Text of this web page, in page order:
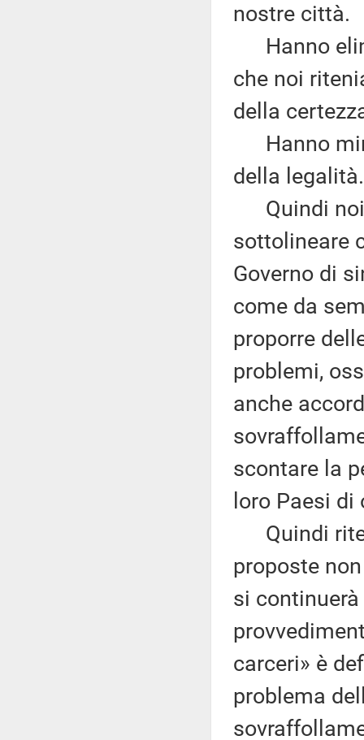
nostre città.
Hanno
che noi
della
Hanno
della legalità.
Quindi noi
sottolineare
Governo di
come da
proporre
problemi,
anche
scontare la
loro Paesi di
Quindi
proposte
si
carceri» è
problema